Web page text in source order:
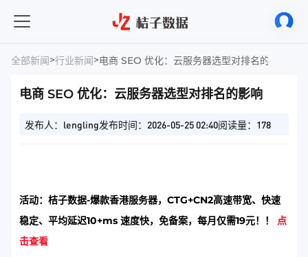
全部新闻>行业新闻>电商 SEO 优化：云服务器选型对排名的影响
电商 SEO 优化：云服务器选型对排名的影响
发布人：lengling发布时间：2026-05-25 02:40阅读量：178
活动：桔子数据-爆款香港服务器，CTG+CN2高速带宽、快速
稳定、平均延迟10+ms 速度快，免备案，每月仅需19元！！ 点
击查看